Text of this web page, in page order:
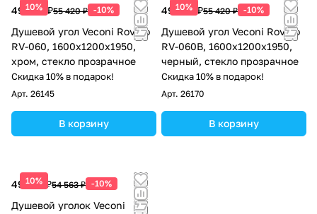
10%
49 878 ₽55 420 ₽ -10%
Душевой угол Veconi Rovigo
RV-060, 1600х1200х1950,
хром, стекло прозрачное
Скидка 10% в подарок!
Арт. 26145
В корзину
10%
49 878 ₽55 420 ₽ -10%
Душевой угол Veconi Rovigo
RV-060B, 1600х1200х1950,
черный, стекло прозрачное
Скидка 10% в подарок!
Арт. 26170
В корзину
10%
49 107 ₽54 563 ₽ -10%
Душевой уголок Veconi